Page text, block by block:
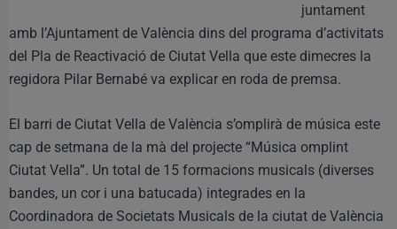
juntament
amb l’Ajuntament de València dins del programa d’activitats
del Pla de Reactivació de Ciutat Vella que este dimecres la
regidora Pilar Bernabé va explicar en roda de premsa.
El barri de Ciutat Vella de València s’omplirà de música este
cap de setmana de la mà del projecte “Música omplint
Ciutat Vella”. Un total de 15 formacions musicals (diverses
bandes, un cor i una batucada) integrades en la
Coordinadora de Societats Musicals de la ciutat de València